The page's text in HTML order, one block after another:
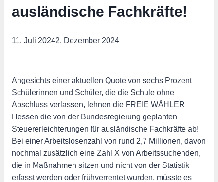
ausländische Fachkräfte!
11. Juli 20242. Dezember 2024
Angesichts einer aktuellen Quote von sechs Prozent
Schülerinnen und Schüler, die die Schule ohne
Abschluss verlassen, lehnen die FREIE WÄHLER
Hessen die von der Bundesregierung geplanten
Steuererleichterungen für ausländische Fachkräfte ab!
Bei einer Arbeitslosenzahl von rund 2,7 Millionen, davon
nochmal zusätzlich eine Zahl X von Arbeitssuchenden,
die in Maßnahmen sitzen und nicht von der Statistik
erfasst werden oder frühverrentet wurden, müsste es